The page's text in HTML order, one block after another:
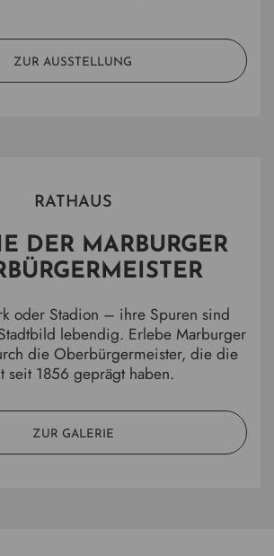
ZUR AUSSTELLUNG
RATHAUS
DER MARBURGER
oder Stadion – ihre Spuren sind
lebendig. Erlebe Marburger
die Oberbürgermeister, die die
seit 1856 geprägt haben.
ZUR GALERIE